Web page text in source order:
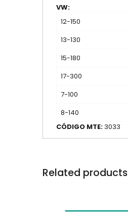
VW:
12-150
13-130
15-180
17-300
7-100
8-140
CÓDIGO MTE:3033
Related products